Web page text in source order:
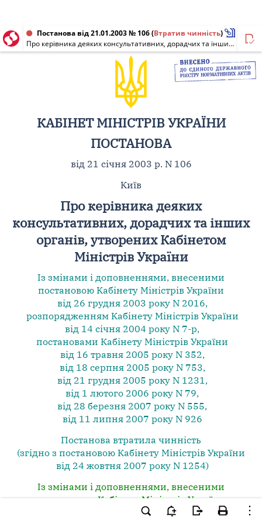
Постанова від 21.01.2003 № 106(Втратив чинність)
Про керівника деяких консультативних, дорадчих та інших органів, утворених Кабінетом Міністрів України